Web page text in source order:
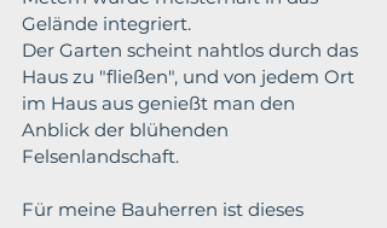
Gelände integriert.
Der Garten scheint nahtlos durch das
Haus zu "fließen", und von jedem Ort
im Haus aus genießt man den
Anblick der blühenden
Felsenlandschaft.
Für meine Bauherren ist dieses